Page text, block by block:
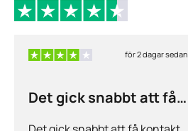
för 2 dagar sedan
Det gick snabbt att få